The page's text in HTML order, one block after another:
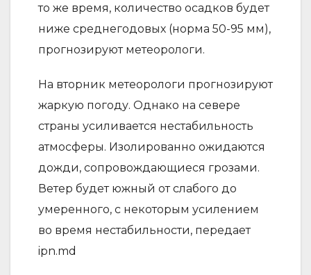
то же время, количество осадков будет
ниже среднегодовых (норма 50-95 мм),
прогнозируют метеорологи.
На вторник метеорологи прогнозируют
жаркую погоду. Однако на севере
страны усиливается нестабильность
атмосферы. Изолированно ожидаются
дожди, сопровождающиеся грозами.
Ветер будет южный от слабого до
умеренного, с некоторым усилением
во время нестабильности, передает
ipn.md